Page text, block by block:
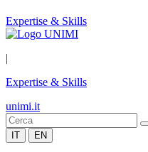
Expertise & Skills
|
Expertise & Skills
unimi.it
IT EN